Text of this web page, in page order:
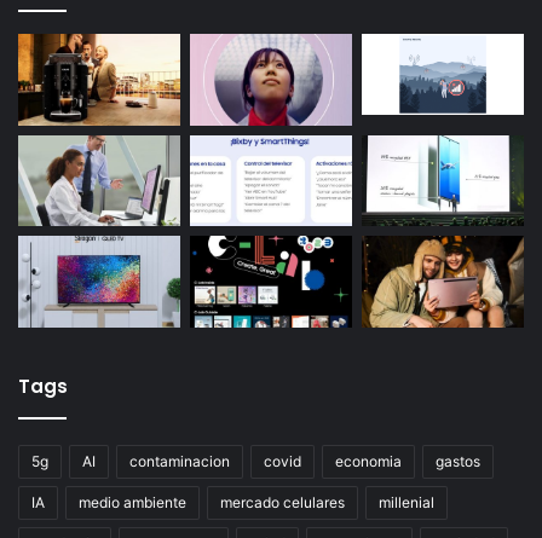
Tags
5g AI contaminacion covid economia gastos
IA medio ambiente mercado celulares millenial